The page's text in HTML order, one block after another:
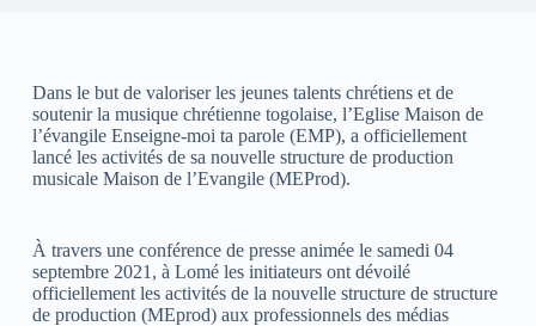
Dans le but de valoriser les jeunes talents chrétiens et de
soutenir la musique chrétienne togolaise, l’Eglise Maison de
l’évangile Enseigne-moi ta parole (EMP), a officiellement
lancé les activités de sa nouvelle structure de production
musicale Maison de l’Evangile (MEProd).
À travers une conférence de presse animée le samedi 04
septembre 2021, à Lomé les initiateurs ont dévoilé
officiellement les activités de la nouvelle structure de structure
de production (MEprod) aux professionnels des médias